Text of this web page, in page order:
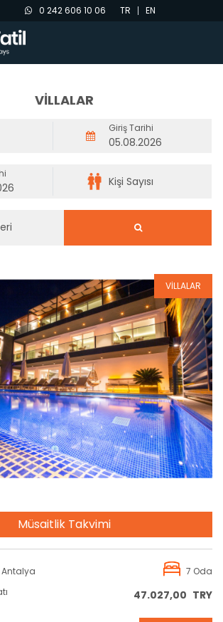
0 242 606 10 06 TR EN
VİLLALAR
Giriş Tarihi
Rezervasyon
VİLLALAR
Müsaitlik Takvimi
Antalya
7 Oda
47.027,00 TRY